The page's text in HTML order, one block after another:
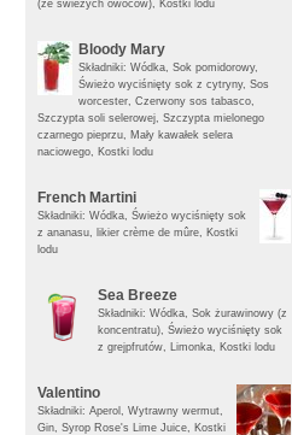
(ze świeżych owoców), Kostki lodu
Bloody Mary
Składniki: Wódka, Sok pomidorowy,
Świeżo wyciśnięty sok z cytryny, Sos
worcester, Czerwony sos tabasco,
Szczypta soli selerowej, Szczypta mielonego
czarnego pieprzu, Mały kawałek selera
naciowego, Kostki lodu
French Martini
Składniki: Wódka, Świeżo wyciśnięty sok
z ananasu, likier crème de mûre, Kostki
lodu
Sea Breeze
Składniki: Wódka, Sok żurawinowy (z
koncentratu), Świeżo wyciśnięty sok
z grejpfrutów, Limonka, Kostki lodu
Valentino
Składniki: Aperol, Wytrawny wermut,
Gin, Syrop Rose's Lime Juice, Kostki